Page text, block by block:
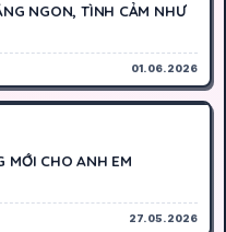
NGON, TÌNH CẢM NHƯ
01.06.2026
MỚI CHO ANH EM
27.05.2026